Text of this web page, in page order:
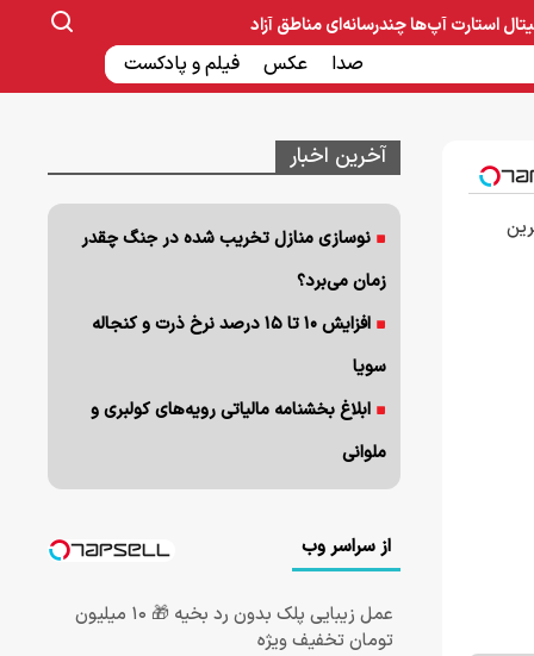
صنایع غذایی و دارویی ساخت و ساز بانک و بیمه
استارت آپ‌هاچندرسانه‌ای
صدا عکس فیلم و پادکست
مناطق آزاد
آخرین اخبار
نوسازی منازل تخریب شده در جنگ چقدر
زمان می‌برد؟
افزایش ۱۰ تا ۱۵ درصد نرخ ذرت و کنجاله
سویا
ابلاغ بخشنامه مالیاتی رویه‌های کولبری و
ملوانی
از سراسر وب
عمل زیبایی پلک بدون رد بخیه 🎁 ۱۰ میلیون
تومان تخفیف ویژه